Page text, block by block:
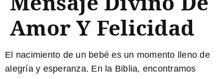
Amor Y Felicidad
El nacimiento de un bebé es un momento lleno de
alegría y esperanza. En la Biblia, encontramos